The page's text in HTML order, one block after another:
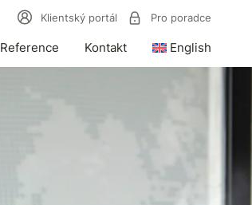
Klientský portál Pro poradce
Reference Kontakt English